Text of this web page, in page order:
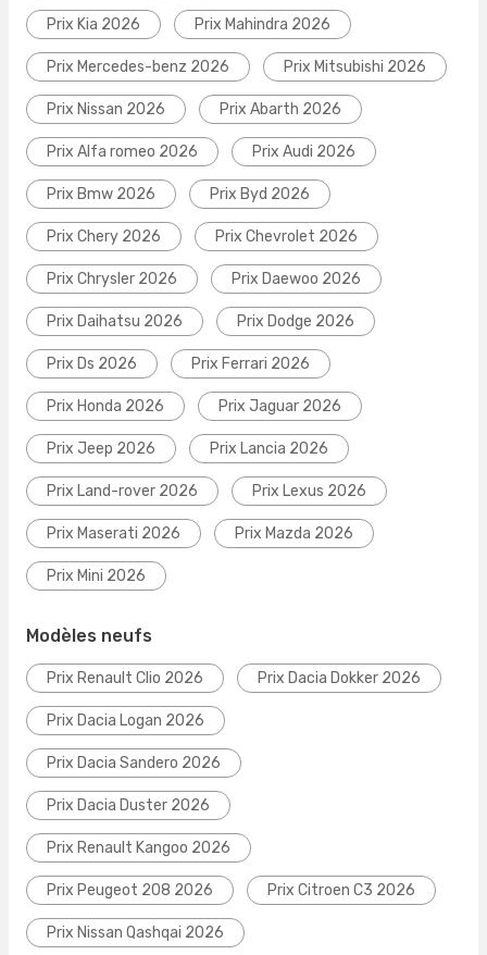
Prix Kia 2026 Prix Mahindra 2026
Prix Mercedes-benz 2026 Prix Mitsubishi 2026
Prix Nissan 2026 Prix Abarth 2026
Prix Alfa romeo 2026 Prix Audi 2026
Prix Bmw 2026 Prix Byd 2026
Prix Chery 2026 Prix Chevrolet 2026
Prix Chrysler 2026 Prix Daewoo 2026
Prix Daihatsu 2026 Prix Dodge 2026
Prix Ds 2026 Prix Ferrari 2026
Prix Honda 2026 Prix Jaguar 2026
Prix Jeep 2026 Prix Lancia 2026
Prix Land-rover 2026 Prix Lexus 2026
Prix Maserati 2026 Prix Mazda 2026
Prix Mini 2026
Modèles neufs
Prix Renault Clio 2026 Prix Dacia Dokker 2026
Prix Dacia Logan 2026
Prix Dacia Sandero 2026
Prix Dacia Duster 2026
Prix Renault Kangoo 2026
Prix Peugeot 208 2026 Prix Citroen C3 2026
Prix Nissan Qashqai 2026